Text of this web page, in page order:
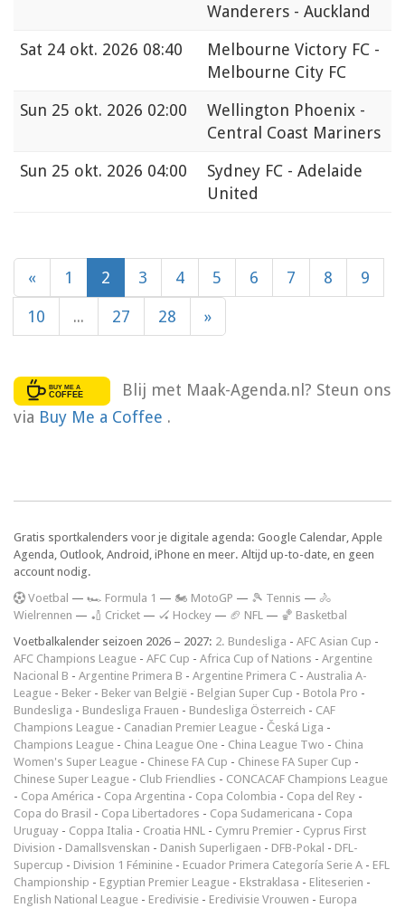
Wanderers - Auckland
Sat 24 okt. 2026 08:40
Melbourne Victory FC -
Melbourne City FC
Sun 25 okt. 2026 02:00
Wellington Phoenix -
Central Coast Mariners
Sun 25 okt. 2026 04:00
Sydney FC - Adelaide
United
« 1 2 3 4 5 6 7 8 9
10 ... 27 28 »
Blij met Maak-Agenda.nl? Steun ons
via Buy Me a Coffee .
Gratis sportkalenders voor je digitale agenda: Google Calendar, Apple
Agenda, Outlook, Android, iPhone en meer. Altijd up-to-date, en geen
account nodig.
Voetbal — 🏎️ Formula 1 — 🏍 MotoGP — 🎾 Tennis — 🚴
Wielrennen — 🏏 Cricket — 🏑 Hockey — 🏈 NFL — 🏀 Basketbal
Voetbalkalender seizoen 2026 – 2027: 2. Bundesliga - AFC Asian Cup -
AFC Champions League - AFC Cup - Africa Cup of Nations - Argentine
Nacional B - Argentine Primera B - Argentine Primera C - Australia A-
League - Beker - Beker van België - Belgian Super Cup - Botola Pro -
Bundesliga - Bundesliga Frauen - Bundesliga Österreich - CAF
Champions League - Canadian Premier League - Česká Liga -
Champions League - China League One - China League Two - China
Women's Super League - Chinese FA Cup - Chinese FA Super Cup -
Chinese Super League - Club Friendlies - CONCACAF Champions League
- Copa América - Copa Argentina - Copa Colombia - Copa del Rey -
Copa do Brasil - Copa Libertadores - Copa Sudamericana - Copa
Uruguay - Coppa Italia - Croatia HNL - Cymru Premier - Cyprus First
Division - Damallsvenskan - Danish Superligaen - DFB-Pokal - DFL-
Supercup - Division 1 Féminine - Ecuador Primera Categoría Serie A - EFL
Championship - Egyptian Premier League - Ekstraklasa - Eliteserien -
English National League - Eredivisie - Eredivisie Vrouwen - Europa